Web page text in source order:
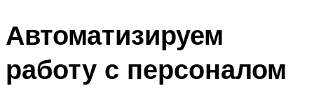
Автоматизируем
работу с персоналом